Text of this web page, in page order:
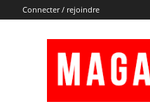
Connecter / rejoindre